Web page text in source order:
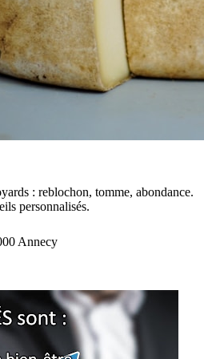
: reblochon, tomme, abondance.
personnalisés.
Annecy